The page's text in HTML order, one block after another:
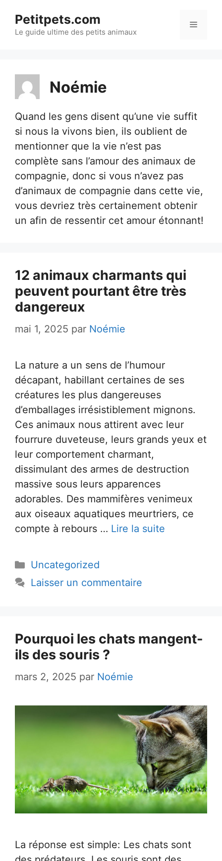
contenu
Petitpets.com
Le guide ultime des petits animaux
Menu
Noémie
Quand les gens disent qu’une vie suffit
si nous la vivons bien, ils oublient de
mentionner que la vie n’est pas
complète sans l’amour des animaux de
compagnie, donc si vous n’avez pas
d’animaux de compagnie dans cette vie,
vous devriez très certainement obtenir
un afin de ressentir cet amour étonnant!
12 animaux charmants qui
peuvent pourtant être très
dangereux
mai 1, 2025 par Noémie
La nature a un sens de l’humour
décapant, habillant certaines de ses
créatures les plus dangereuses
d’emballages irrésistiblement mignons.
Ces animaux nous attirent avec leur
fourrure duveteuse, leurs grands yeux et
leur comportement charmant,
dissimulant des armes de destruction
massive sous leurs apparences
adorables. Des mammifères venimeux
aux oiseaux aquatiques meurtriers, ce
compte à rebours … Lire la suite
Catégories
Uncategorized
Laisser un commentaire
Pourquoi les chats mangent-
ils des souris ?
mars 2, 2025 par Noémie
La réponse est simple: Les chats sont